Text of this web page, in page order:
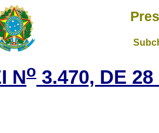
No 3.470, DE